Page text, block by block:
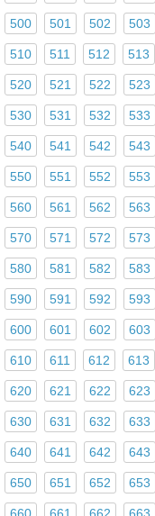
500 501 502 503
510 511 512 513
520 521 522 523
530 531 532 533
540 541 542 543
550 551 552 553
560 561 562 563
570 571 572 573
580 581 582 583
590 591 592 593
600 601 602 603
610 611 612 613
620 621 622 623
630 631 632 633
640 641 642 643
650 651 652 653
660 661 662 663